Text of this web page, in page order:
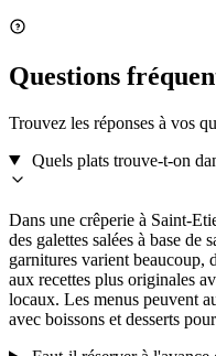
Questions
Trouvez les réponses à vos
Quels plats trouve-t-on
Dans une crêperie à Saint-
des galettes salées à base de
garnitures varient beaucoup,
aux recettes plus originales
locaux. Les menus peuvent
avec boissons et desserts